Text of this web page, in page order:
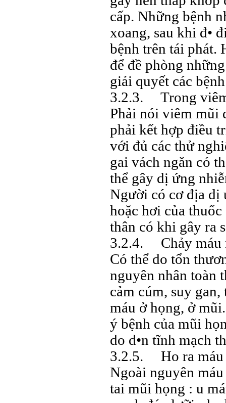
cấp. Những bệnh
xoang, sau khi đ•
bệnh trên tái phát.
để đề phòng
giải quyết các
3.2.3. Trong
Phải nói viêm mũi
phải kết hợp điều
với đủ các thử
gai vách ngăn có
thể gây dị ứng
Người có cơ địa dị
hoặc hơi của
thân có khi gây ra
3.2.4. Chảy máu
Có thể do tổn
nguyên nhân toàn
cảm cúm, suy gan,
máu ở họng, ở
ý bệnh của mũi
do d•n tĩnh mạch
3.2.5. Ho ra máu
Ngoài nguyên
tai mũi họng : u